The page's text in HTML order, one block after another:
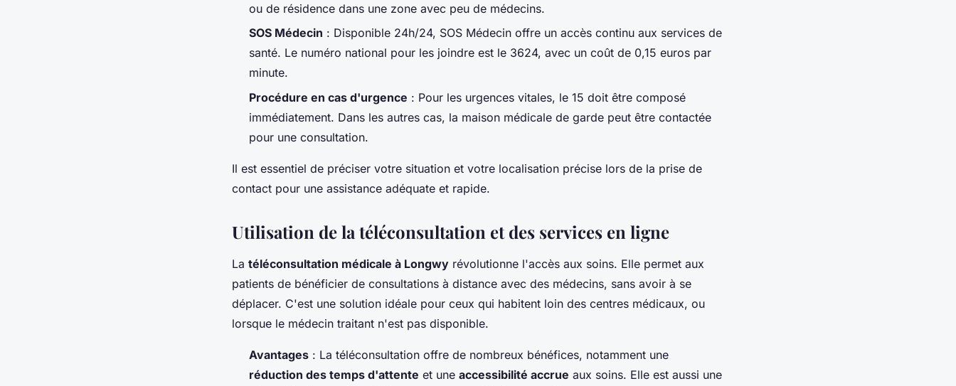
ou de résidence dans une zone avec peu de médecins.
SOS Médecin : Disponible 24h/24, SOS Médecin offre un accès continu aux services de
santé. Le numéro national pour les joindre est le 3624, avec un coût de 0,15 euros par
minute.
Procédure en cas d'urgence : Pour les urgences vitales, le 15 doit être composé
immédiatement. Dans les autres cas, la maison médicale de garde peut être contactée
pour une consultation.
Il est essentiel de préciser votre situation et votre localisation précise lors de la prise de
contact pour une assistance adéquate et rapide.
Utilisation de la téléconsultation et des services en ligne
La téléconsultation médicale à Longwy révolutionne l'accès aux soins. Elle permet aux
patients de bénéficier de consultations à distance avec des médecins, sans avoir à se
déplacer. C'est une solution idéale pour ceux qui habitent loin des centres médicaux, ou
lorsque le médecin traitant n'est pas disponible.
Avantages : La téléconsultation offre de nombreux bénéfices, notamment une
réduction des temps d'attente et une accessibilité accrue aux soins. Elle est aussi une